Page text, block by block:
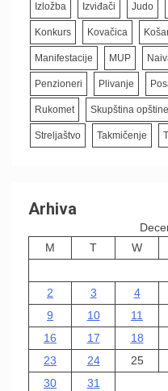
Izložba Izviđači Judo
Konkurs Kovačica
Manifestacije MUP
Penzioneri Plivanje
Rukomet Skupština
Streljaštvo Takmičenje
Arhiva
M
T W
2
3 4
9
10 11
16
17 18
23
24 25
30
31